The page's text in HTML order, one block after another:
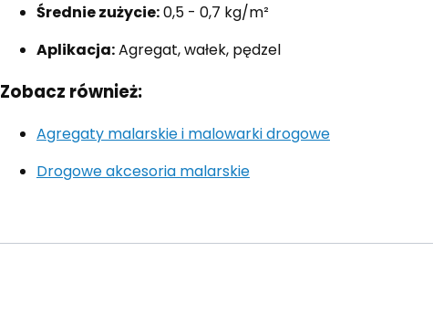
Średnie zużycie:0,5 - 0,7 kg/m²
Aplikacja:Agregat, wałek, pędzel
Zobacz również:
Agregaty malarskie i malowarki drogowe
Drogowe akcesoria malarskie